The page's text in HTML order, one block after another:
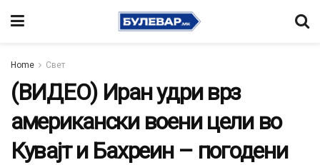
Home Свет
(ВИДЕО) Иран удри врз
американски воени цели во
Кувајт и Бахреин – погодени